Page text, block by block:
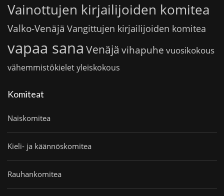
Vainottujen kirjailijoiden komitea
Valko-Venäjä Vangittujen kirjailijoiden komitea
vapaa sana Venäjä vihapuhe vuosikokous
vähemmistökieletyleiskokous
Komiteat
Naiskomitea
Kieli- ja käännöskomitea
Rauhankomitea